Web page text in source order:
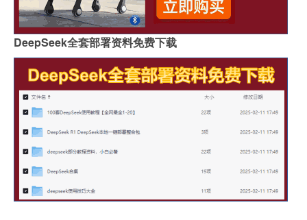
DeepSeek全套部署资料免费下载